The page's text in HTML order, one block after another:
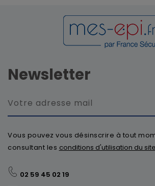
Newsletter
Vous pouvez vous désinscrire à tout
consultant les conditions d'utilisation du
02 59 45 02 19